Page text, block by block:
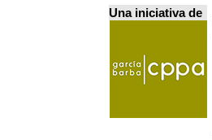
Una iniciativa de